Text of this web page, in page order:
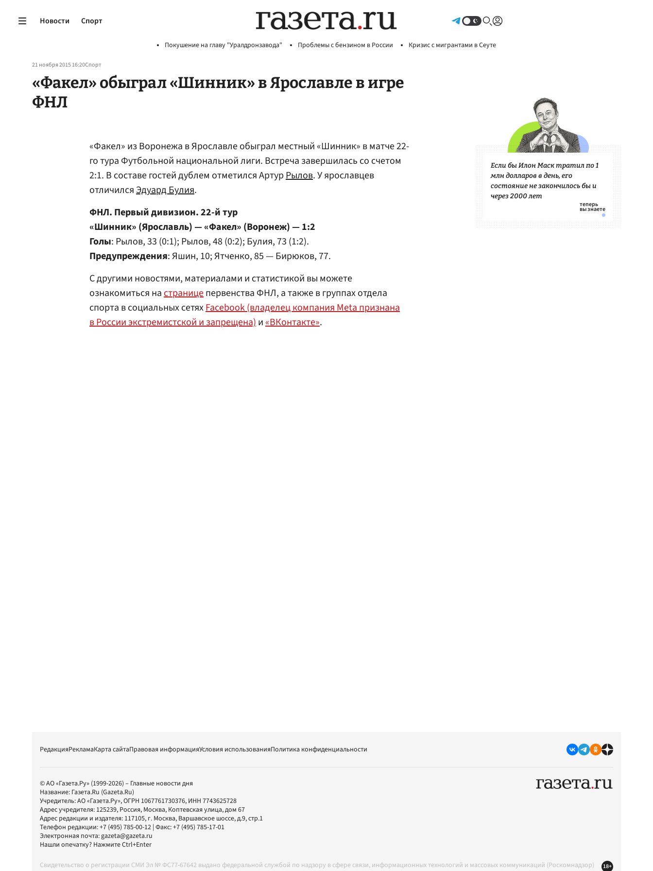
Новости Спорт
Покушение на главу "Уралдронзавода" Проблемы с бензином в России Кризис с мигрантами в Сеуте
21 ноября 2015 16:20Спорт
«Факел» обыграл «Шинник» в Ярославле в игре
ФНЛ
«Факел» из Воронежа в Ярославле обыграл местный «Шинник» в матче 22-
го тура Футбольной национальной лиги. Встреча завершилась со счетом
2:1. В составе гостей дублем отметился АртурРылов. У ярославцев
отличилсяЭдуард Булия.
ФНЛ. Первый дивизион. 22-й тур
«Шинник» (Ярославль) — «Факел» (Воронеж) — 1:2
Голы: Рылов, 33 (0:1); Рылов, 48 (0:2); Булия, 73 (1:2).
Предупреждения: Яшин, 10; Ятченко, 85 — Бирюков, 77.
С другими новостями, материалами и статистикой вы можете
ознакомиться настраницепервенства ФНЛ, а также в группах отдела
спорта в социальных сетяхFacebook (владелец компания Meta признана
в России экстремистской и запрещена)и«ВКонтакте».
Если бы Илон Маск тратил по 1
млн долларов в день, его
состояние не закончилось бы и
через 2000 лет
РедакцияРекламаКарта сайтаПравовая информацияУсловия использованияПолитика конфиденциальности
© АО «Газета.Ру» (1999-2026) – Главные новости дня
Название: Газета.Ru (Gazeta.Ru)
Учредитель:АО «Газета.Ру», ОГРН 1067761730376, ИНН 7743625728
Адрес учредителя: 125239, Россия, Москва, Коптевская улица, дом 67
Адрес редакции и издателя: 117105, г. Москва, Варшавское шоссе, д.9, стр.1
Телефон редакции:+7 (495) 785-00-12 | Факс:+7 (495) 785-17-01
Электронная почта:gazeta@gazeta.ru
Нашли опечатку? Нажмите Ctrl+Enter
Свидетельство о регистрации СМИ Эл № ФС77-67642 выдано федеральной службой по надзору в сфере связи, информационных технологий и массовых коммуникаций (Роскомнадзор)
18+